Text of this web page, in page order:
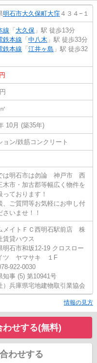
明石市大久保町大窪 ４３４−１
線 「 大久保 」駅 徒歩13分
鉄本線 「 中八木 」駅 徒歩33分
鉄本線 「 江井ヶ島 」駅 徒歩32
10月 (築35年)
ョン/鉄筋コンクリート
は明石市は勿論 神戸市 西
木市・加古郡等幅広く物件を
っております！
、ご質問等お気軽にお申し付
さいませ！！
メイトＦＣ西明石駅前店 株
賃貸ハウス
明石市和坂12-19 クロスロー
ツ ヤマサキ １F
922-0030
知事 (5) 第10941号
）兵庫県宅地建物取引業協会
情報の見方
せする(無料)
わせする